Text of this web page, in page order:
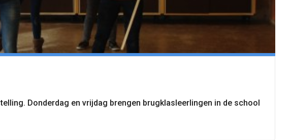
Donderdag en vrijdag brengen brugklasleerlingen in de school